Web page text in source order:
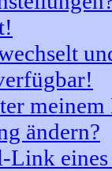
meinem
ändern?